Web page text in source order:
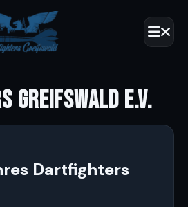
GREIFSWALD E.V.
Dartfighters